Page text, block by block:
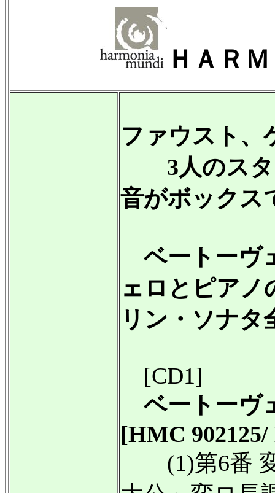
ＨＡＲ
ファウスト、
3人のスタ
音がボックス
ベートーヴ
ェロとピアノ
リン・ソナタ
[CD1]
ベートーヴ
[HMC
(1)第6番 変